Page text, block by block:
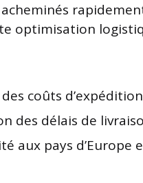
optimisation
coûts d’expédition
des délais de
aux pays d’Europe